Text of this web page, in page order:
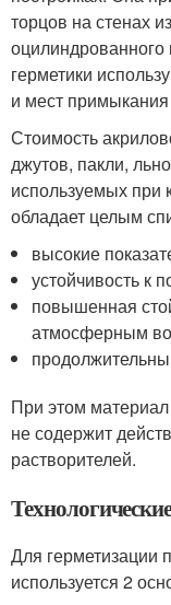
торцов на стенах
герметики
и мест
Стоимость
джутов, пакли,
используемых при
обладает целым
высокие
устойчивость к
повышенная
атмосферным
При этом
не содержит
растворителей.
Для герметизации
используется 2